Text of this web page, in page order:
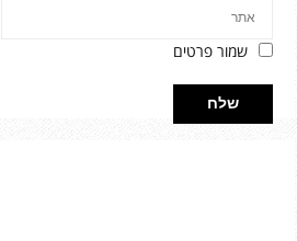
שמור פרטים